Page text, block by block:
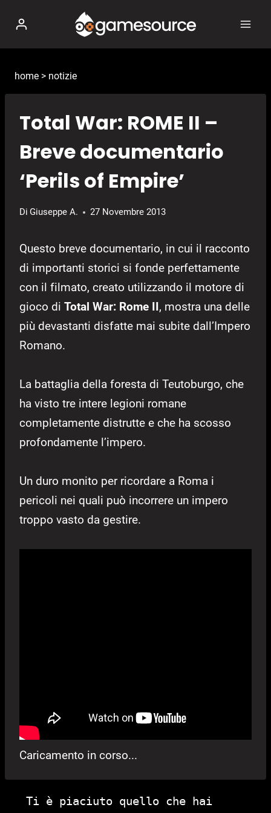
contenuto
home > notizie
Total War: ROME II –
Breve documentario
‘Perils of Empire’
Di Giuseppe A. 27 Novembre 2013
Questo breve documentario, in cui il racconto
di importanti storici si fonde perfettamente
con il filmato, creato utilizzando il motore di
gioco di Total War: Rome II, mostra una delle
più devastanti disfatte mai subite dall’Impero
Romano.
La battaglia della foresta di Teutoburgo, che
ha visto tre intere legioni romane
completamente distrutte e che ha scosso
profondamente l’impero.
Un duro monito per ricordare a Roma i
pericoli nei quali può incorrere un impero
troppo vasto da gestire.
Caricamento in corso...
Ti è piaciuto quello che hai